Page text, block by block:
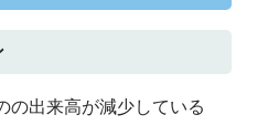
の出来高が減少している